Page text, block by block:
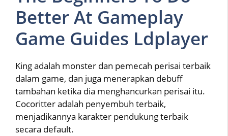
Better At Gameplay
Game Guides Ldplayer
King adalah monster dan pemecah perisai terbaik
dalam game, dan juga menerapkan debuff
tambahan ketika dia menghancurkan perisai itu.
Cocoritter adalah penyembuh terbaik,
menjadikannya karakter pendukung terbaik
secara default.